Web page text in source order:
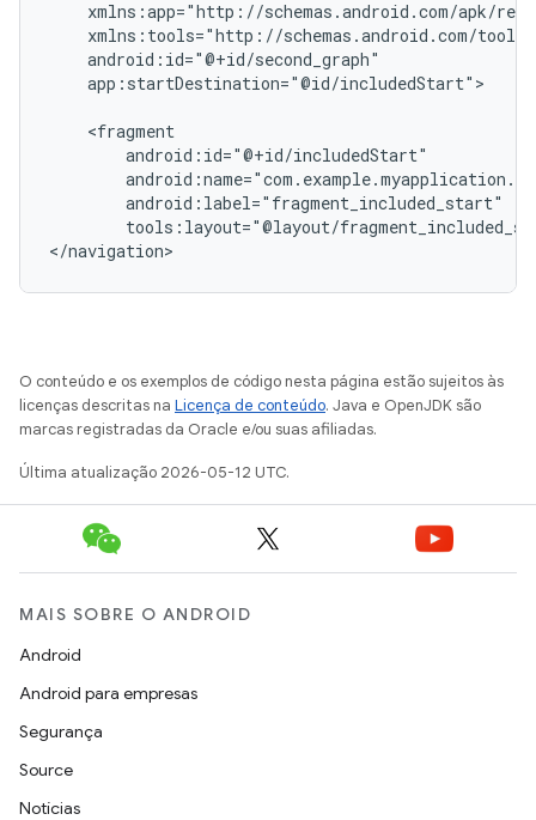
app:startDestination="@id/includedStart">
tools:layout="@layout/
O conteúdo e os exemplos de código nesta página estão sujeitos às
licenças descritas na Licença de conteúdo. Java e OpenJDK são
marcas registradas da Oracle e/ou suas afiliadas.
Última atualização 2026-05-12 UTC.
MAIS SOBRE O ANDROID
Android
Android para empresas
Segurança
Source
Notícias